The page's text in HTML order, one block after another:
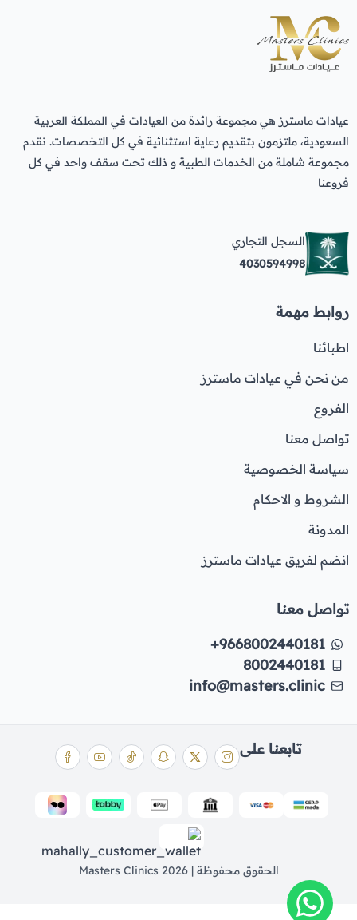
عيادات ماسترز هي مجموعة رائدة من العيادات في المملكة العربية
السعودية، ملتزمون بتقديم رعاية استثنائية في كل التخصصات. نقدم
مجموعة شاملة من الخدمات الطبية و ذلك تحت سقف واحد في كل
فروعنا
السجل التجاري
4030594998
روابط مهمة
اطبائنا
من نحن في عيادات ماسترز
الفروع
تواصل معنا
سياسة الخصوصية
الشروط و الاحكام
المدونة
انضم لفريق عيادات ماسترز
تواصل معنا
+9668002440181
8002440181
info@masters.clinic
الحقوق محفوظة | 2026 Masters Clinics
تابعنا على